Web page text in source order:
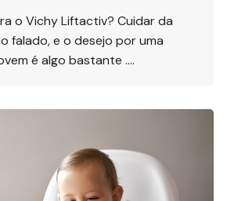
o Vichy Liftactiv? Cuidar da
falado, e o desejo por uma
é algo bastante ….